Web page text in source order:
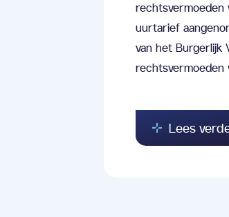
rechtsvermoeden
uurtarief
van het Burgerlijk
rechtsvermoeden
Lees